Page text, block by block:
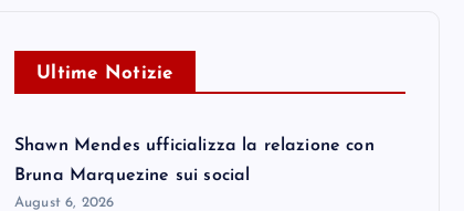
Ultime Notizie
Shawn Mendes ufficializza la relazione con
Bruna Marquezine sui social
August 6, 2026